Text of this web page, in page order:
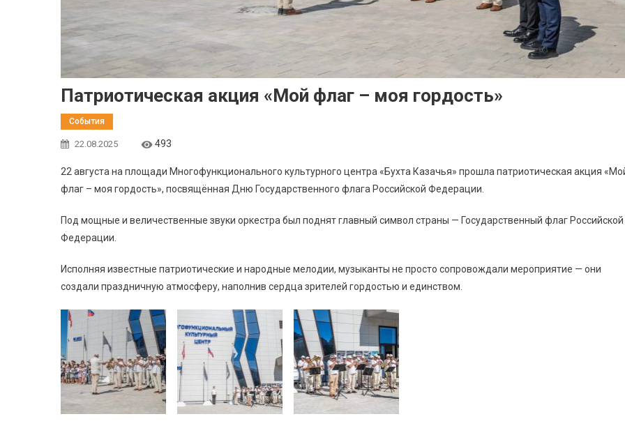
Патриотическая акция «Мой флаг – моя гордость»
События
22.08.2025 493
22 августа на площади Многофункционального культурного центра «Бухта Казачья» прошла патриотическая акция
флаг – моя гордость», посвящённая Дню Государственного флага Российской Федерации.
Под мощные и величественные звуки оркестра был поднят главный символ страны — Государственный флаг Российской
Федерации.
Исполняя известные патриотические и народные мелодии, музыканты не просто сопровождали мероприятие — они
создали праздничную атмосферу, наполнив сердца зрителей гордостью и единством.